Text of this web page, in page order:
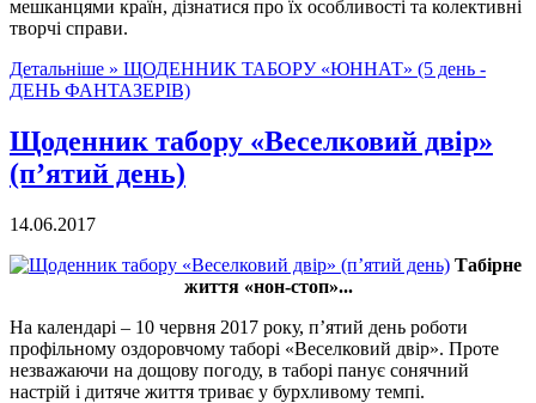
мешканцями країн, дізнатися про їх особливості та колективні
творчі справи.
Детальніше » ЩОДЕННИК ТАБОРУ «ЮННАТ» (5 день -
ДЕНЬ ФАНТАЗЕРІВ)
Щоденник табору «Веселковий двір»
(пʼятий день)
14.06.2017
Табірне
життя «нон-стоп»...
На календарі – 10 червня 2017 року, п’ятий день роботи
профільному оздоровчому таборі «Веселковий двір». Проте
незважаючи на дощову погоду, в таборі панує сонячний
настрій і дитяче життя триває у бурхливому темпі.